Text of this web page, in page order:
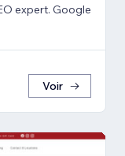
expert. Google
Voir